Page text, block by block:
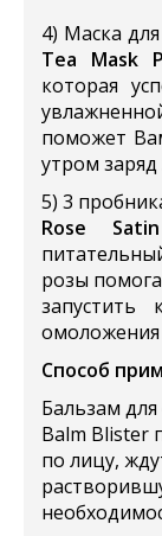
4) Маска
Tea Mask
которая
поможет
утром заряд
5) 3
Rose
розы
запустить
омоложения
Cпособ
Бальзам
Balm Blister
по лицу,